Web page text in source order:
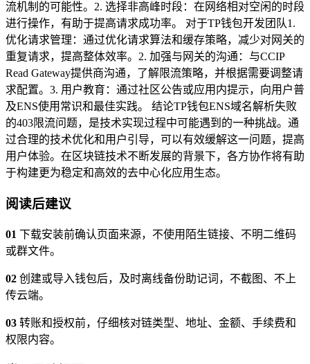
流机制的可能性。2. 选择非高峰时段：在网络相对空闲的时段
进行操作，有助于提高请求成功率。 对于TP钱包开发团队1.
优化请求管理：通过优化请求算法和缓存策略，减少对网关的
重复请求，提高整体效率。2. 加强与网关的沟通：与CCIP
Read Gateway提供商沟通，了解限流策略，并根据需要调整请
求配置。3. 用户教育：通过社区公告或应用内提示，向用户普
及ENS使用常识和最佳实践。 结论TP钱包ENS域名解析失败
的403限流问题，是技术实现过程中可能遇到的一种挑战。通
过合理的技术优化和用户引导，可以有效缓解这一问题，提高
用户体验。在区块链技术不断发展的背景下，各方协作将有助
于构建更为稳定和高效的去中心化应用生态。
阅读后建议
01 下载安装前确认页面来源，不使用陌生链接、不明二维码
或群文件。
02 创建或导入钱包后，及时离线备份助记词，不截图、不上
传云端。
03 转账和授权前，仔细核对链类型、地址、金额、手续费和
权限内容。